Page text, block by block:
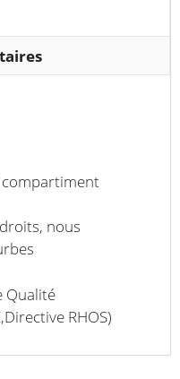
nous
Qualité
RHOS)